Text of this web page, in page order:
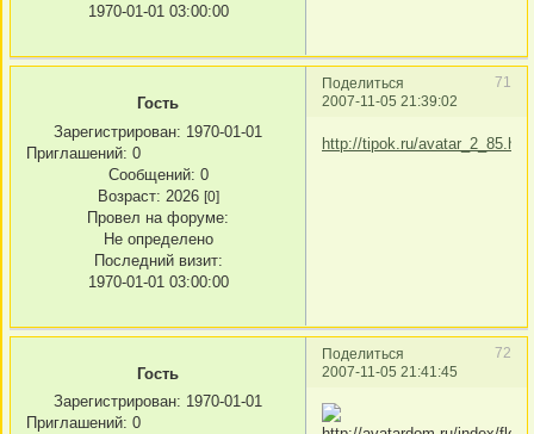
1970-01-01 03:00:00
Поделиться
71
2007-11-05 21:39:02
Гость
Зарегистрирован: 1970-01-01
Приглашений: 0
Сообщений: 0
Возраст: 2026 [0]
Провел на форуме:
Не определено
Последний визит:
1970-01-01 03:00:00
http://tipok.ru/
Поделиться
72
2007-11-05 21:41:45
Гость
Зарегистрирован: 1970-01-01
Приглашений: 0